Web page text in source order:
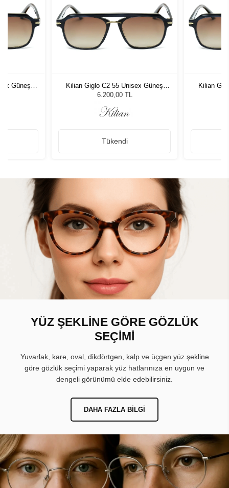
Güneş
Kilian Giglo C2 55 Unisex Güneş
Gözlüğü
6.200,00 TL
Tükendi
Kilian
YÜZ ŞEKLİNE GÖRE GÖZLÜK
SEÇİMİ
Yuvarlak, kare, oval, dikdörtgen, kalp ve üçgen yüz şekline
göre gözlük seçimi yaparak yüz hatlarınıza en uygun ve
dengeli görünümü elde edebilirsiniz.
DAHA FAZLA BILGI